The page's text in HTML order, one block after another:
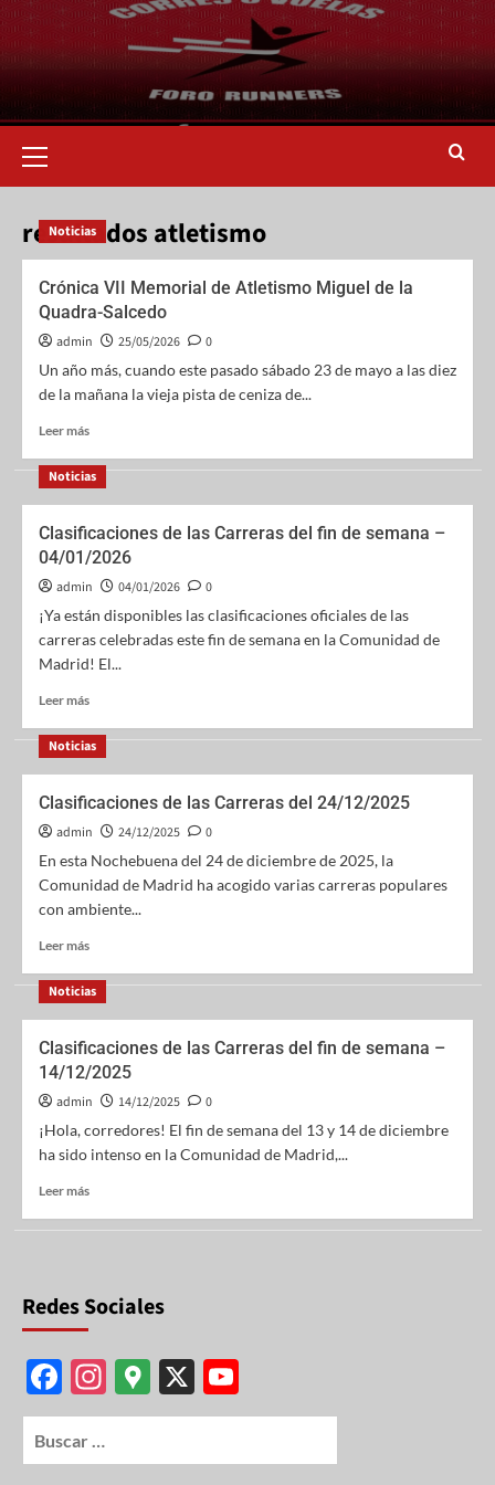
resultados atletismo
Noticias
Crónica VII Memorial de Atletismo Miguel de la
Quadra-Salcedo
admin 25/05/2026
0
Un año más, cuando este pasado sábado 23 de mayo a las diez
de la mañana la vieja pista de ceniza de...
Leer más
Noticias
Clasificaciones de las Carreras del fin de semana –
04/01/2026
admin 04/01/2026
0
¡Ya están disponibles las clasificaciones oficiales de las
carreras celebradas este fin de semana en la Comunidad de
Madrid! El...
Leer más
Noticias
Clasificaciones de las Carreras del 24/12/2025
admin 24/12/2025
0
En esta Nochebuena del 24 de diciembre de 2025, la
Comunidad de Madrid ha acogido varias carreras populares
con ambiente...
Leer más
Noticias
Clasificaciones de las Carreras del fin de semana –
14/12/2025
admin 14/12/2025
0
¡Hola, corredores! El fin de semana del 13 y 14 de diciembre
ha sido intenso en la Comunidad de Madrid,...
Leer más
Redes Sociales
F
ac
e
In
st
G
o
X
o